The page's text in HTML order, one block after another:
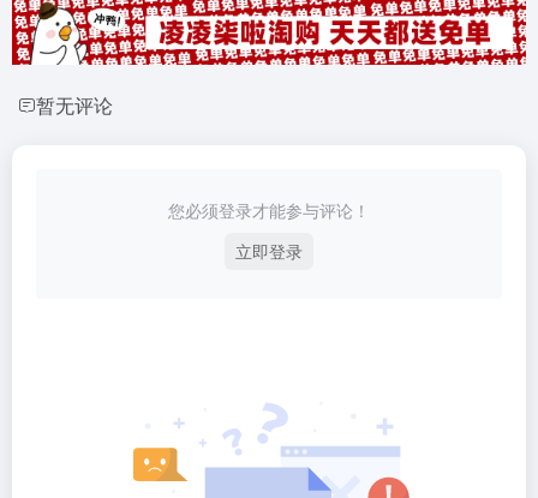
暂无评论
您必须登录才能参与评论！
立即登录